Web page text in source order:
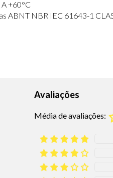
+60°C
ABNT NBR IEC 61643-1
Avaliações
Média de avaliações: